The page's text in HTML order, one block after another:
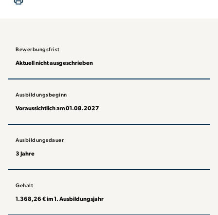
Bewerbungsfrist
Aktuell nicht ausgeschrieben
Ausbildungsbeginn
Voraussichtlich am 01.08.2027
Ausbildungsdauer
3 Jahre
Gehalt
1.368,26 € im 1. Ausbildungsjahr